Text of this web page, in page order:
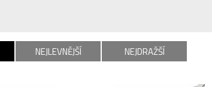
NEJLEVNĚJŠÍ NEJDRAŽŠÍ